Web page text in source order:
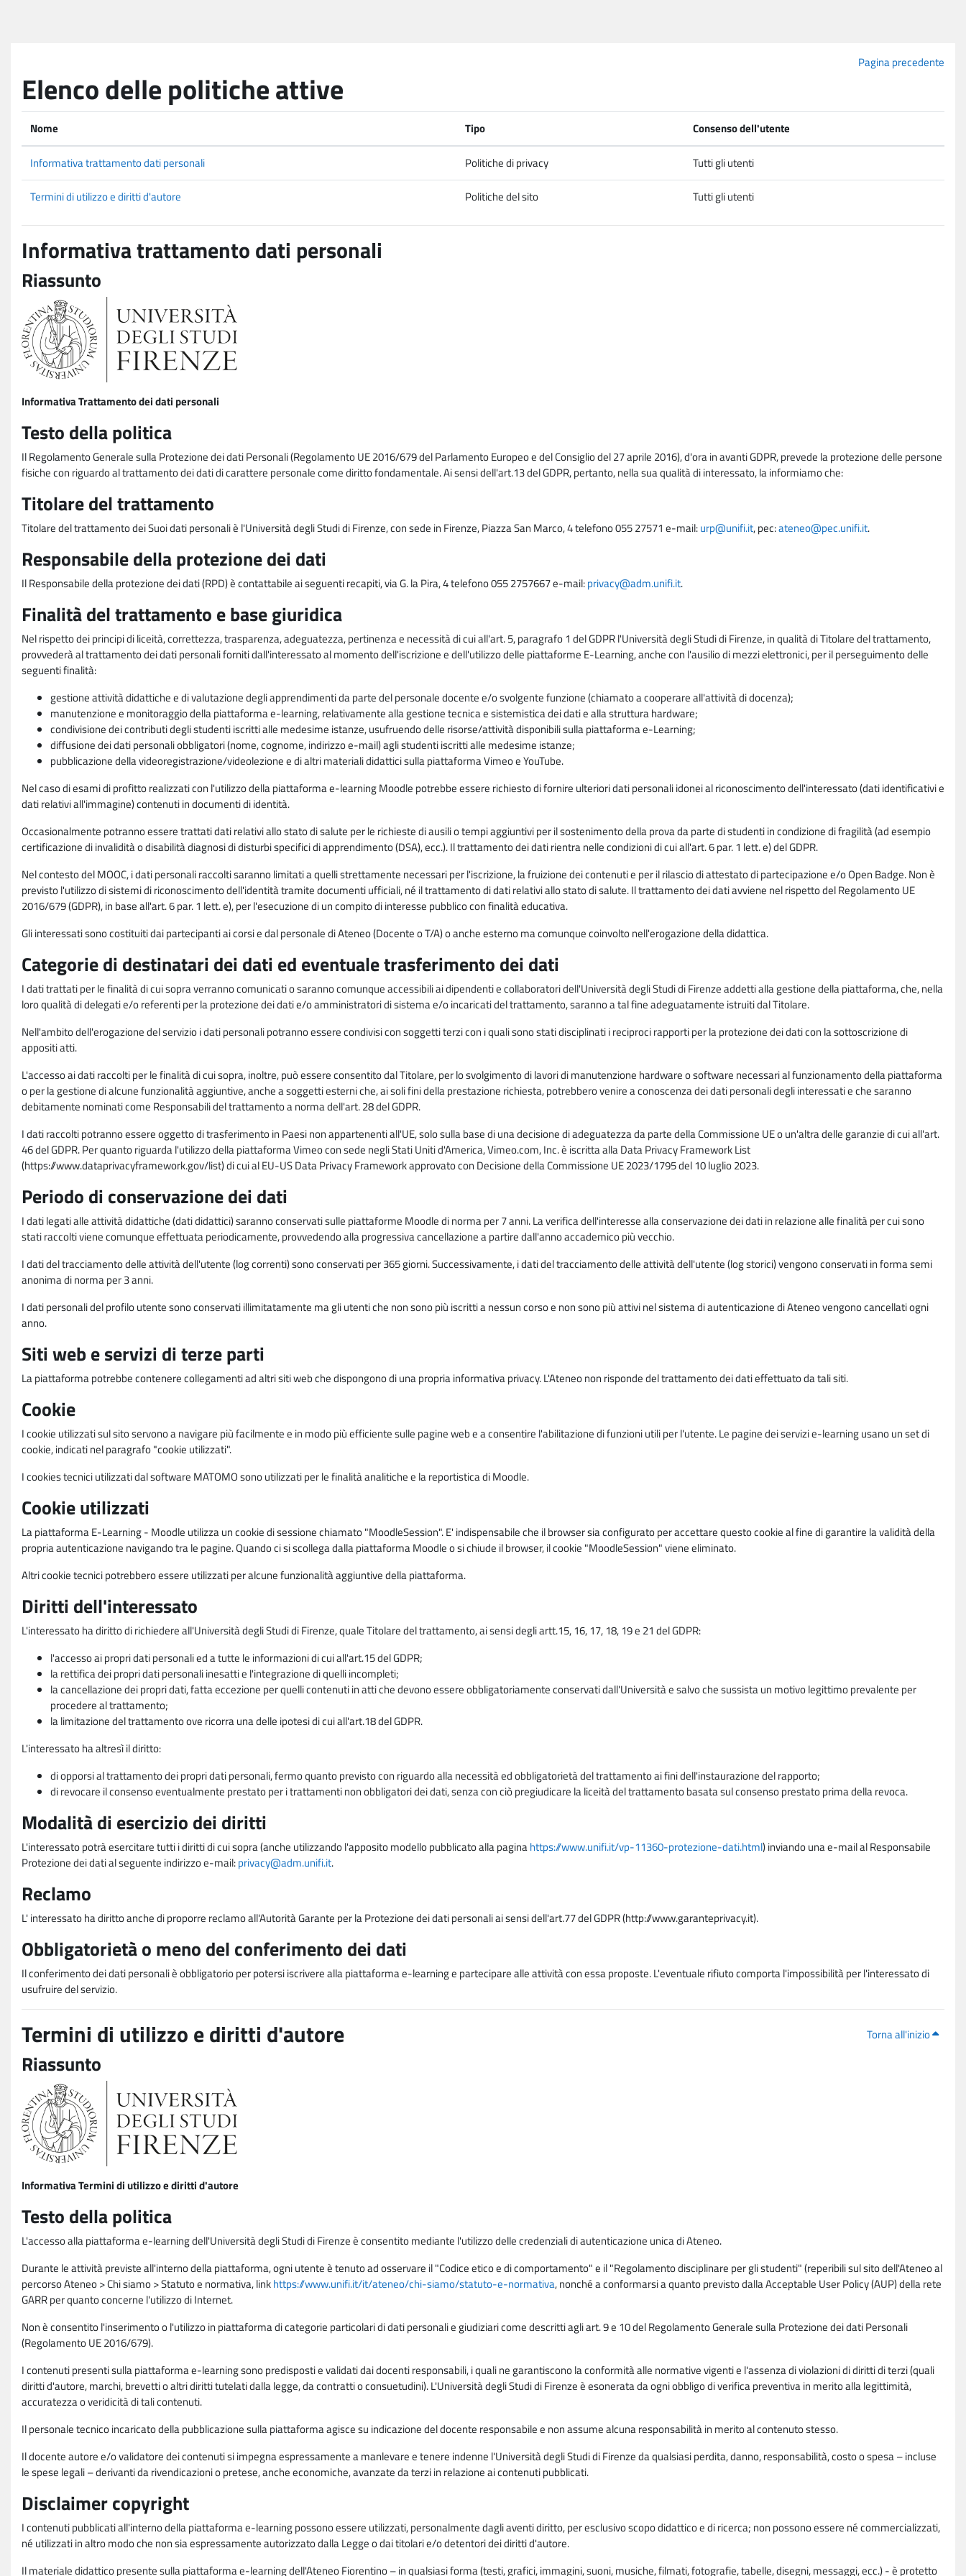
Pagina precedente
Elenco delle politiche attive
Nome Tipo Consenso dell'utente
Informativa trattamento dati personali Politiche di privacy Tutti gli utenti
Termini di utilizzo e diritti d'autore Politiche del sito Tutti gli utenti
Informativa trattamento dati personali
Riassunto
Informativa Trattamento dei dati personali
Testo della politica
Il Regolamento Generale sulla Protezione dei dati Personali (Regolamento UE 2016/679 del Parlamento Europeo e del Consiglio del 27 aprile 2016), d'ora in avanti GDPR, prevede la protezione delle persone
fisiche con riguardo al trattamento dei dati di carattere personale come diritto fondamentale. Ai sensi dell'art.13 del GDPR, pertanto, nella sua qualità di interessato, la informiamo che:
Titolare del trattamento
Titolare del trattamento dei Suoi dati personali è l'Università degli Studi di Firenze, con sede in Firenze, Piazza San Marco, 4 telefono 055 27571 e-mail:urp@unifi.it, pec:ateneo@pec.unifi.it.
Responsabile della protezione dei dati
Il Responsabile della protezione dei dati (RPD) è contattabile ai seguenti recapiti, via G. la Pira, 4 telefono 055 2757667 e-mail:privacy@adm.unifi.it.
Finalità del trattamento e base giuridica
Nel rispetto dei principi di liceità, correttezza, trasparenza, adeguatezza, pertinenza e necessità di cui all'art. 5, paragrafo 1 del GDPR l'Università degli Studi di Firenze, in qualità di Titolare del trattamento,
provvederà al trattamento dei dati personali forniti dall'interessato al momento dell'iscrizione e dell'utilizzo delle piattaforme E-Learning, anche con l'ausilio di mezzi elettronici, per il perseguimento delle
seguenti finalità:
gestione attività didattiche e di valutazione degli apprendimenti da parte del personale docente e/o svolgente funzione (chiamato a cooperare all'attività di docenza);
manutenzione e monitoraggio della piattaforma e-learning, relativamente alla gestione tecnica e sistemistica dei dati e alla struttura hardware;
condivisione dei contributi degli studenti iscritti alle medesime istanze, usufruendo delle risorse/attività disponibili sulla piattaforma e-Learning;
diffusione dei dati personali obbligatori (nome, cognome, indirizzo e-mail) agli studenti iscritti alle medesime istanze;
pubblicazione della videoregistrazione/videolezione e di altri materiali didattici sulla piattaforma Vimeo e YouTube.
Nel caso di esami di profitto realizzati con l'utilizzo della piattaforma e-learning Moodle potrebbe essere richiesto di fornire ulteriori dati personali idonei al riconoscimento dell'interessato (dati identificativi e
dati relativi all'immagine) contenuti in documenti di identità.
Occasionalmente potranno essere trattati dati relativi allo stato di salute per le richieste di ausili o tempi aggiuntivi per il sostenimento della prova da parte di studenti in condizione di fragilità (ad esempio
certificazione di invalidità o disabilità diagnosi di disturbi specifici di apprendimento (DSA), ecc.). Il trattamento dei dati rientra nelle condizioni di cui all'art. 6 par. 1 lett. e) del GDPR.
Nel contesto del MOOC, i dati personali raccolti saranno limitati a quelli strettamente necessari per l'iscrizione, la fruizione dei contenuti e per il rilascio di attestato di partecipazione e/o Open Badge. Non è
previsto l'utilizzo di sistemi di riconoscimento dell'identità tramite documenti ufficiali, né il trattamento di dati relativi allo stato di salute. Il trattamento dei dati avviene nel rispetto del Regolamento UE
2016/679 (GDPR), in base all'art. 6 par. 1 lett. e), per l'esecuzione di un compito di interesse pubblico con finalità educativa.
Gli interessati sono costituiti dai partecipanti ai corsi e dal personale di Ateneo (Docente o T/A) o anche esterno ma comunque coinvolto nell'erogazione della didattica.
Categorie di destinatari dei dati ed eventuale trasferimento dei dati
I dati trattati per le finalità di cui sopra verranno comunicati o saranno comunque accessibili ai dipendenti e collaboratori dell'Università degli Studi di Firenze addetti alla gestione della piattaforma, che, nella
loro qualità di delegati e/o referenti per la protezione dei dati e/o amministratori di sistema e/o incaricati del trattamento, saranno a tal fine adeguatamente istruiti dal Titolare.
Nell'ambito dell'erogazione del servizio i dati personali potranno essere condivisi con soggetti terzi con i quali sono stati disciplinati i reciproci rapporti per la protezione dei dati con la sottoscrizione di
appositi atti.
L'accesso ai dati raccolti per le finalità di cui sopra, inoltre, può essere consentito dal Titolare, per lo svolgimento di lavori di manutenzione hardware o software necessari al funzionamento della piattaforma
o per la gestione di alcune funzionalità aggiuntive, anche a soggetti esterni che, ai soli fini della prestazione richiesta, potrebbero venire a conoscenza dei dati personali degli interessati e che saranno
debitamente nominati come Responsabili del trattamento a norma dell'art. 28 del GDPR.
I dati raccolti potranno essere oggetto di trasferimento in Paesi non appartenenti all'UE, solo sulla base di una decisione di adeguatezza da parte della Commissione UE o un'altra delle garanzie di cui all'art.
46 del GDPR. Per quanto riguarda l'utilizzo della piattaforma Vimeo con sede negli Stati Uniti d'America, Vimeo.com, Inc. è iscritta alla Data Privacy Framework List
(https://www.dataprivacyframework.gov/list) di cui al EU-US Data Privacy Framework approvato con Decisione della Commissione UE 2023/1795 del 10 luglio 2023.
Periodo di conservazione dei dati
I dati legati alle attività didattiche (dati didattici) saranno conservati sulle piattaforme Moodle di norma per 7 anni. La verifica dell'interesse alla conservazione dei dati in relazione alle finalità per cui sono
stati raccolti viene comunque effettuata periodicamente, provvedendo alla progressiva cancellazione a partire dall'anno accademico più vecchio.
I dati del tracciamento delle attività dell'utente (log correnti) sono conservati per 365 giorni. Successivamente, i dati del tracciamento delle attività dell'utente (log storici) vengono conservati in forma semi
anonima di norma per 3 anni.
I dati personali del profilo utente sono conservati illimitatamente ma gli utenti che non sono più iscritti a nessun corso e non sono più attivi nel sistema di autenticazione di Ateneo vengono cancellati ogni
anno.
Siti web e servizi di terze parti
La piattaforma potrebbe contenere collegamenti ad altri siti web che dispongono di una propria informativa privacy. L'Ateneo non risponde del trattamento dei dati effettuato da tali siti.
Cookie
I cookie utilizzati sul sito servono a navigare più facilmente e in modo più efficiente sulle pagine web e a consentire l'abilitazione di funzioni utili per l'utente. Le pagine dei servizi e-learning usano un set di
cookie, indicati nel paragrafo "cookie utilizzati".
I cookies tecnici utilizzati dal software MATOMO sono utilizzati per le finalità analitiche e la reportistica di Moodle.
Cookie utilizzati
La piattaforma E-Learning - Moodle utilizza un cookie di sessione chiamato "MoodleSession". E' indispensabile che il browser sia configurato per accettare questo cookie al fine di garantire la validità della
propria autenticazione navigando tra le pagine. Quando ci si scollega dalla piattaforma Moodle o si chiude il browser, il cookie "MoodleSession" viene eliminato.
Altri cookie tecnici potrebbero essere utilizzati per alcune funzionalità aggiuntive della piattaforma.
Diritti dell'interessato
L'interessato ha diritto di richiedere all'Università degli Studi di Firenze, quale Titolare del trattamento, ai sensi degli artt.15, 16, 17, 18, 19 e 21 del GDPR:
l'accesso ai propri dati personali ed a tutte le informazioni di cui all'art.15 del GDPR;
la rettifica dei propri dati personali inesatti e l'integrazione di quelli incompleti;
la cancellazione dei propri dati, fatta eccezione per quelli contenuti in atti che devono essere obbligatoriamente conservati dall'Università e salvo che sussista un motivo legittimo prevalente per
procedere al trattamento;
la limitazione del trattamento ove ricorra una delle ipotesi di cui all'art.18 del GDPR.
L'interessato ha altresì il diritto:
di opporsi al trattamento dei propri dati personali, fermo quanto previsto con riguardo alla necessità ed obbligatorietà del trattamento ai fini dell'instaurazione del rapporto;
di revocare il consenso eventualmente prestato per i trattamenti non obbligatori dei dati, senza con ciò pregiudicare la liceità del trattamento basata sul consenso prestato prima della revoca.
Modalità di esercizio dei diritti
L'interessato potrà esercitare tutti i diritti di cui sopra (anche utilizzando l'apposito modello pubblicato alla paginahttps://www.unifi.it/vp-11360-protezione-dati.html) inviando una e-mail al Responsabile
Protezione dei dati al seguente indirizzo e-mail:privacy@adm.unifi.it.
Reclamo
L' interessato ha diritto anche di proporre reclamo all'Autorità Garante per la Protezione dei dati personali ai sensi dell'art.77 del GDPR (http://www.garanteprivacy.it).
Obbligatorietà o meno del conferimento dei dati
Il conferimento dei dati personali è obbligatorio per potersi iscrivere alla piattaforma e-learning e partecipare alle attività con essa proposte. L'eventuale rifiuto comporta l'impossibilità per l'interessato di
usufruire del servizio.
Torna all'inizio
Termini di utilizzo e diritti d'autore
Riassunto
Informativa Termini di utilizzo e diritti d'autore
Testo della politica
L'accesso alla piattaforma e-learning dell'Università degli Studi di Firenze è consentito mediante l'utilizzo delle credenziali di autenticazione unica di Ateneo.
Durante le attività previste all'interno della piattaforma, ogni utente è tenuto ad osservare il "Codice etico e di comportamento" e il "Regolamento disciplinare per gli studenti" (reperibili sul sito dell'Ateneo al
percorso Ateneo > Chi siamo > Statuto e normativa, linkhttps://www.unifi.it/it/ateneo/chi-siamo/statuto-e-normativa, nonché a conformarsi a quanto previsto dalla Acceptable User Policy (AUP) della rete
GARR per quanto concerne l'utilizzo di Internet.
Non è consentito l'inserimento o l'utilizzo in piattaforma di categorie particolari di dati personali e giudiziari come descritti agli art. 9 e 10 del Regolamento Generale sulla Protezione dei dati Personali
(Regolamento UE 2016/679).
I contenuti presenti sulla piattaforma e-learning sono predisposti e validati dai docenti responsabili, i quali ne garantiscono la conformità alle normative vigenti e l'assenza di violazioni di diritti di terzi (quali
diritti d'autore, marchi, brevetti o altri diritti tutelati dalla legge, da contratti o consuetudini). L'Università degli Studi di Firenze è esonerata da ogni obbligo di verifica preventiva in merito alla legittimità,
accuratezza o veridicità di tali contenuti.
Il personale tecnico incaricato della pubblicazione sulla piattaforma agisce su indicazione del docente responsabile e non assume alcuna responsabilità in merito al contenuto stesso.
Il docente autore e/o validatore dei contenuti si impegna espressamente a manlevare e tenere indenne l'Università degli Studi di Firenze da qualsiasi perdita, danno, responsabilità, costo o spesa – incluse
le spese legali – derivanti da rivendicazioni o pretese, anche economiche, avanzate da terzi in relazione ai contenuti pubblicati.
Disclaimer copyright
I contenuti pubblicati all'interno della piattaforma e-learning possono essere utilizzati, personalmente dagli aventi diritto, per esclusivo scopo didattico e di ricerca; non possono essere né commercializzati,
né utilizzati in altro modo che non sia espressamente autorizzato dalla Legge o dai titolari e/o detentori dei diritti d'autore.
Il materiale didattico presente sulla piattaforma e-learning dell'Ateneo Fiorentino – in qualsiasi forma (testi, grafici, immagini, suoni, musiche, filmati, fotografie, tabelle, disegni, messaggi, ecc.) - è protetto